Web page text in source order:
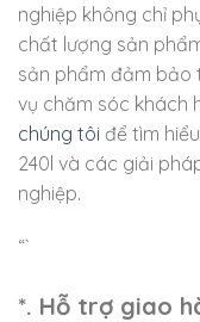
nghiệp không chỉ
chất lượng sản
sản phẩm đảm bảo
vụ chăm sóc khách
chúng tôi để tìm
240l và các giải
nghiệp.
“`
*. Hỗ trợ giao